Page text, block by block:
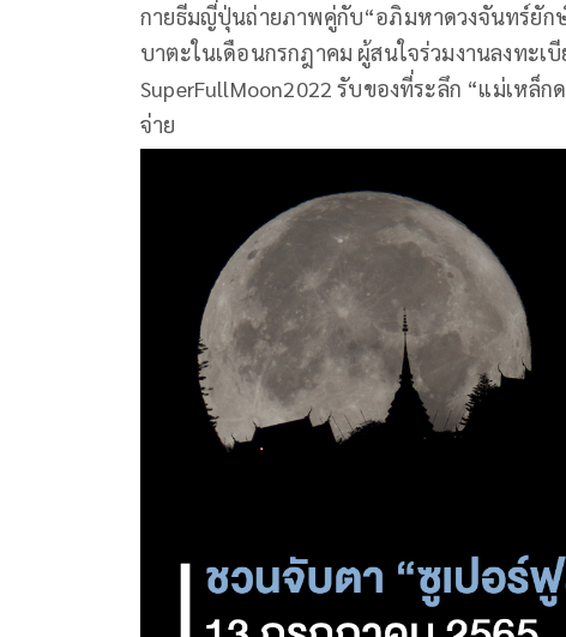
กายธีมญี่ปุ่นถ่ายภาพคู่กับ“อภิมหาดวงจันทร์ยัก
บาตะในเดือนกรกฎาคม ผู้สนใจร่วมงานลงทะ
SuperFullMoon2022 รับของที่ระลึก “แม่เหล็
จ่าย